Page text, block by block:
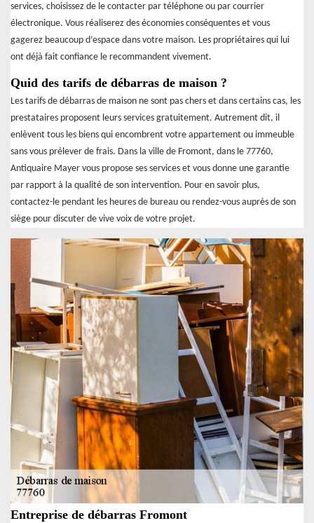
services, choisissez de le contacter par téléphone ou par courrier
électronique. Vous réaliserez des économies conséquentes et vous
gagerez beaucoup d’espace dans votre maison. Les propriétaires qui lui
ont déjà fait confiance le recommandent vivement.
Quid des tarifs de débarras de maison ?
Les tarifs de débarras de maison ne sont pas chers et dans certains cas, les
prestataires proposent leurs services gratuitement. Autrement dit, il
enlèvent tous les biens qui encombrent votre appartement ou immeuble
sans vous prélever de frais. Dans la ville de Fromont, dans le 77760,
Antiquaire Mayer vous propose ses services et vous donne une garantie
par rapport à la qualité de son intervention. Pour en savoir plus,
contactez-le pendant les heures de bureau ou rendez-vous auprès de son
siège pour discuter de vive voix de votre projet.
Entreprise de débarras Fromont